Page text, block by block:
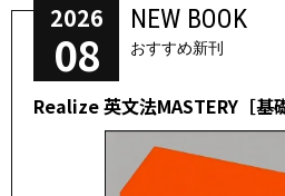
2026
08
NEW BOOK
おすすめ新刊
Realize 英文法MASTERY［基